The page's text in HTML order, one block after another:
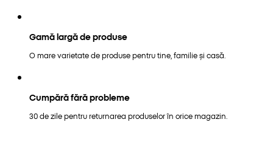
Gamă largă de produse
O mare varietate de produse pentru tine, familie și casă.
Cumpără fără probleme
30 de zile pentru returnarea produselor în orice magazin.